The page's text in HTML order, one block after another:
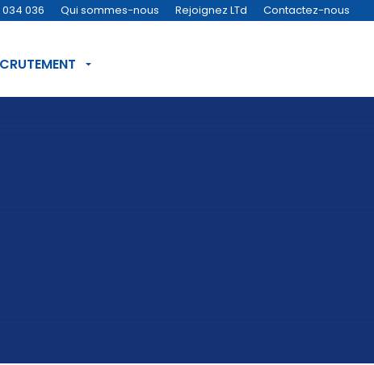
036 Qui sommes-nous Rejoignez LTd Contactez-nous